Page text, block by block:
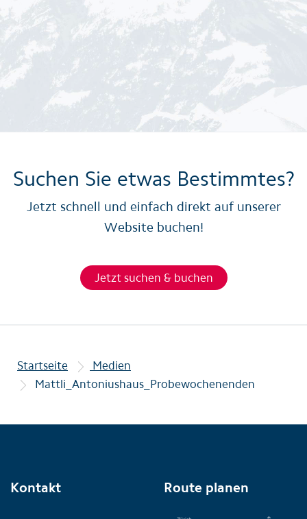
Suchen Sie etwas Bestimmtes?
Jetzt schnell und einfach direkt auf unserer
Website buchen!
Jetzt suchen & buchen
Startseite
Medien
Mattli_Antoniushaus_Probewochenenden
Kontakt Route planen